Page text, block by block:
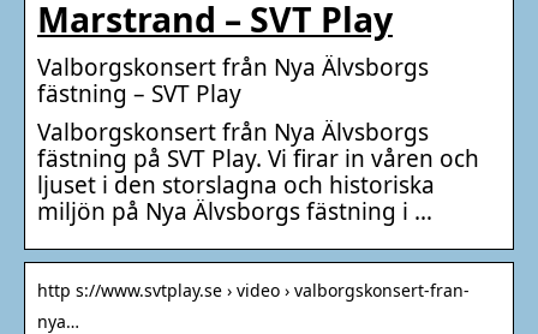
Marstrand – SVT Play
Valborgskonsert från Nya Älvsborgs
fästning – SVT Play
Valborgskonsert från Nya Älvsborgs
fästning på SVT Play. Vi firar in våren och
ljuset i den storslagna och historiska
miljön på Nya Älvsborgs fästning i …
http s://www.svtplay.se › video › valborgskonsert-fran-
nya…